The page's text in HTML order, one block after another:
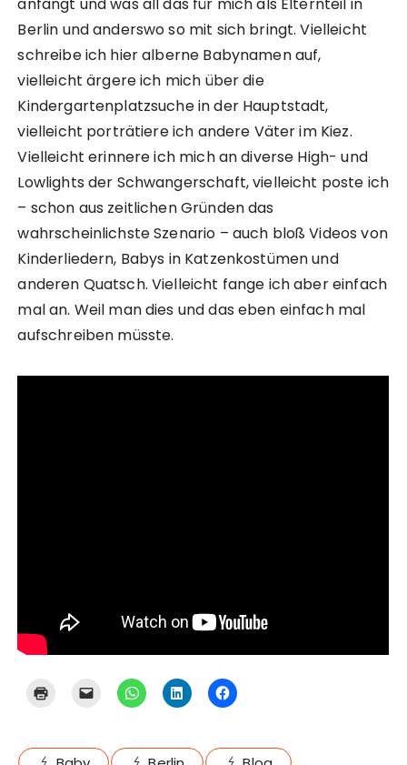
anfängt und was all das für mich als Elternteil in
Berlin und anderswo so mit sich bringt. Vielleicht
schreibe ich hier alberne Babynamen auf,
vielleicht ärgere ich mich über die
Kindergartenplatzsuche in der Hauptstadt,
vielleicht porträtiere ich andere Väter im Kiez.
Vielleicht erinnere ich mich an diverse High- und
Lowlights der Schwangerschaft, vielleicht poste ich
– schon aus zeitlichen Gründen das
wahrscheinlichste Szenario – auch bloß Videos von
Kinderliedern, Babys in Katzenkostümen und
anderen Quatsch. Vielleicht fange ich aber einfach
mal an. Weil man dies und das eben einfach mal
aufschreiben müsste.